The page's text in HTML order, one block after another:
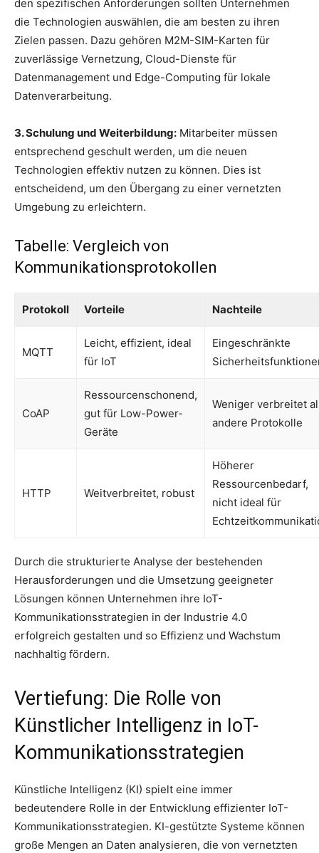
den spezifischen Anforderungen sollten Unternehmen
die Technologien auswählen, die am besten zu ihren
Zielen passen. Dazu gehören M2M-SIM-Karten für
zuverlässige Vernetzung, Cloud-Dienste für
Datenmanagement und Edge-Computing für lokale
Datenverarbeitung.
3. Schulung und Weiterbildung: Mitarbeiter müssen
entsprechend geschult werden, um die neuen
Technologien effektiv nutzen zu können. Dies ist
entscheidend, um den Übergang zu einer vernetzten
Umgebung zu erleichtern.
Tabelle: Vergleich von
Kommunikationsprotokollen
Protokoll Vorteile Nachteile
MQTT
Leicht, effizient, ideal
für IoT
Eingeschränkte
CoAP
Ressourcenschonend,
gut für Low-Power-
Geräte
Weniger verbreitet
andere Protokolle
HTTP Weitverbreitet, robust
Höherer
Ressourcenbedarf,
nicht ideal für
Durch die strukturierte Analyse der bestehenden
Herausforderungen und die Umsetzung geeigneter
Lösungen können Unternehmen ihre IoT-
Kommunikationsstrategien in der Industrie 4.0
erfolgreich gestalten und so Effizienz und Wachstum
nachhaltig fördern.
Vertiefung: Die Rolle von
Künstlicher Intelligenz in IoT-
Kommunikationsstrategien
Künstliche Intelligenz (KI) spielt eine immer
bedeutendere Rolle in der Entwicklung effizienter IoT-
Kommunikationsstrategien. KI-gestützte Systeme können
große Mengen an Daten analysieren, die von vernetzten